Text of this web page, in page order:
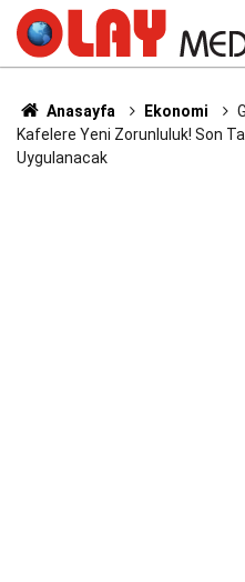
Anasayfa Ekonomi
Kafelere Yeni Zorunluluk! Son
Uygulanacak